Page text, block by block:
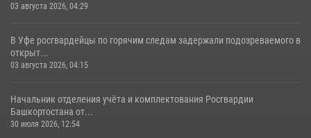
03 августа 2026, 04:29
В Уфе росгвардейцы по горячим следам задержали подозреваемого в
открыт...
03 августа 2026, 04:15
Начальник отделения учёта и комплектования Росгвардии
Башкортостана от...
30 июля 2026, 12:54